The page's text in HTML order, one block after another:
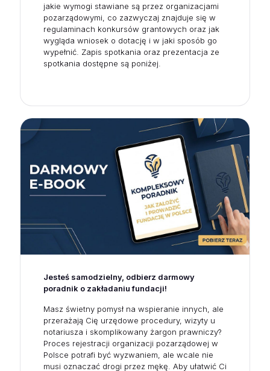
jakie wymogi stawiane są przez organizacjami
pozarządowymi, co zazwyczaj znajduje się w
regulaminach konkursów grantowych oraz jak
wygląda wniosek o dotację i w jaki sposób go
wypełnić. Zapis spotkania oraz prezentacja ze
spotkania dostępne są poniżej.
Jesteś samodzielny, odbierz darmowy
poradnik o zakładaniu fundacji!
Masz świetny pomysł na wspieranie innych, ale
przerażają Cię urzędowe procedury, wizyty u
notariusza i skomplikowany żargon prawniczy?
Proces rejestracji organizacji pozarządowej w
Polsce potrafi być wyzwaniem, ale wcale nie
musi oznaczać drogi przez mękę. Aby ułatwić Ci